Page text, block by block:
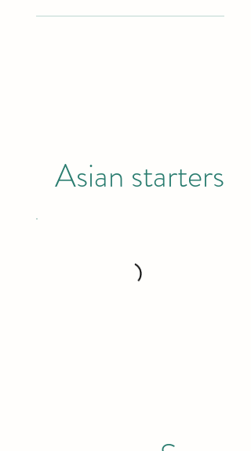
Asian starters